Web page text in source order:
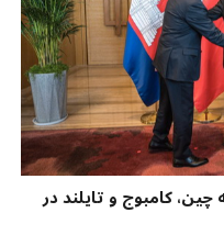
کامبوج و تایلند در